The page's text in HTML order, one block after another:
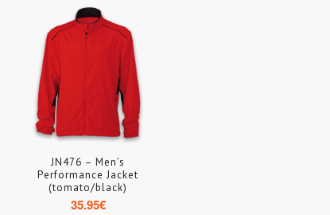
JN476 – Men’s
Performance Jacket
(tomato/black)
35.95€